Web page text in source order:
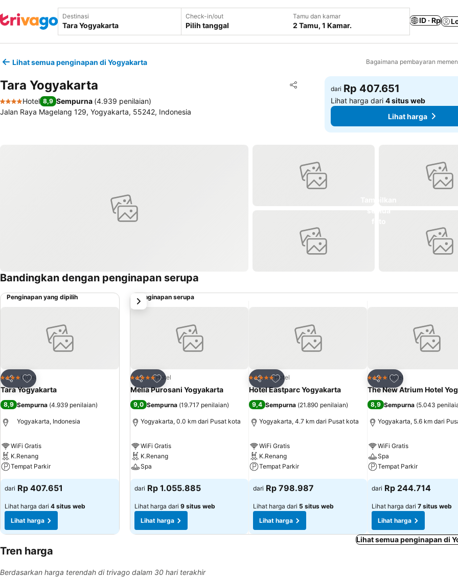
Destinasi Check-in/out
Pilih tanggal
Tamu dan kamar
2 Tamu, 1 Kamar.
ID · Rp
Lihat semua penginapan di Yogyakarta Bagaimana pembayaran
Tara Yogyakarta Bagikan
Tambahkan ke favorit
4 Bintang
Hotel 8,9 Sempurna (4.939 penilaian)
Jalan Raya Magelang 129, Yogyakarta, 55242, Indonesia
dari Rp 407.651
Lihat harga dari4 situs web
Lihat harga
Bandingkan dengan penginapan serupa
Penginapan yang dipilih
Bagikan
Tambahkan ke favorit
4 BintangHotel
Tara Yogyakarta
8,9 Sempurna (4.939 penilaian)
Yogyakarta, Indonesia
WiFi Gratis
K.Renang
Tempat Parkir
dari Rp 407.651
Lihat harga dari 4 situs web
Lihat harga
Penginapan serupa
Bagikan
Tambahkan ke favorit
5 BintangHotel
Melia Purosani Yogyakarta
9,0 Sempurna (19.717 penilaian)
Yogyakarta, 0.0 km dari Pusat kota
WiFi Gratis
K.Renang
Spa
dari Rp 1.055.885
Lihat harga dari 9 situs web
Lihat harga
Bagikan
Tambahkan ke favorit
5 BintangHotel
Hotel Eastparc Yogyakarta
9,4 Sempurna (21.890 penilaian)
Yogyakarta, 4.7 km dari Pusat kota
WiFi Gratis
K.Renang
Tempat Parkir
dari Rp 798.987
Lihat harga dari 5 situs web
Lihat harga
Bagikan
Tambahkan ke
4 BintangHotel
The New Atrium Hotel
8,9 Sempurna (5.043
Yogyakarta, 5.6 km dari
WiFi Gratis
Spa
Tempat Parkir
dari Rp 244.714
Lihat harga dari 7 situs web
Lihat harga
Selanjutnya
Lihat semua penginapan di
Tren harga
Berdasarkan harga terendah di trivago dalam 30 hari terakhir